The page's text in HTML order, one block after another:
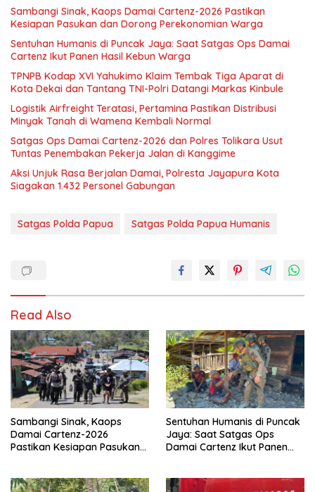
Sambangi Sinak, Kaops Damai Cartenz-2026 Pastikan
Kesiapan Pasukan dan Dorong Perekonomian Warga
Sentuhan Humanis di Puncak Jaya: Saat Satgas Ops Damai
Cartenz Ikut Panen Hasil Kebun Warga
TPNPB Kodap XVI Yahukimo Klaim Tembak Tiga Aparat di
Kota Dekai dan Tantang TNI-Polri Datangi Markas Kinbule
Logistik Airfreight Teratasi, Pertamina Pastikan Distribusi
Minyak Tanah di Wamena Kembali Normal
Satgas Ops Damai Cartenz-2026 dan Polres Tolikara Usut
Tuntas Penembakan Pekerja Jalan di Kanggime
Aksi Unjuk Rasa Berjalan Damai, Polresta Jayapura Kota
Siagakan 1.432 Personel Gabungan
Satgas Polda Papua Satgas Polda Papua Humanis
Read Also
Sambangi Sinak, Kaops
Damai Cartenz-2026
Pastikan Kesiapan Pasukan
Sentuhan Humanis di Puncak
Jaya: Saat Satgas Ops
Damai Cartenz Ikut Panen